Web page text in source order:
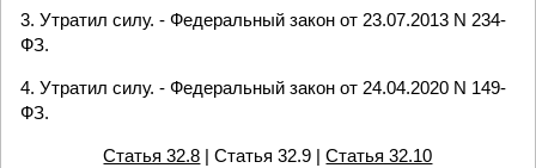
3. Утратил силу. - Федеральный закон от 23.07.2013 N 234-
ФЗ.
4. Утратил силу. - Федеральный закон от 24.04.2020 N 149-
ФЗ.
Статья 32.8 | Статья 32.9 |Статья 32.10